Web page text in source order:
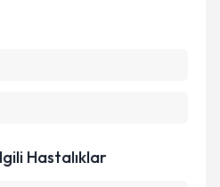
kişisel verilerimin belirtilen
Hastalıklar